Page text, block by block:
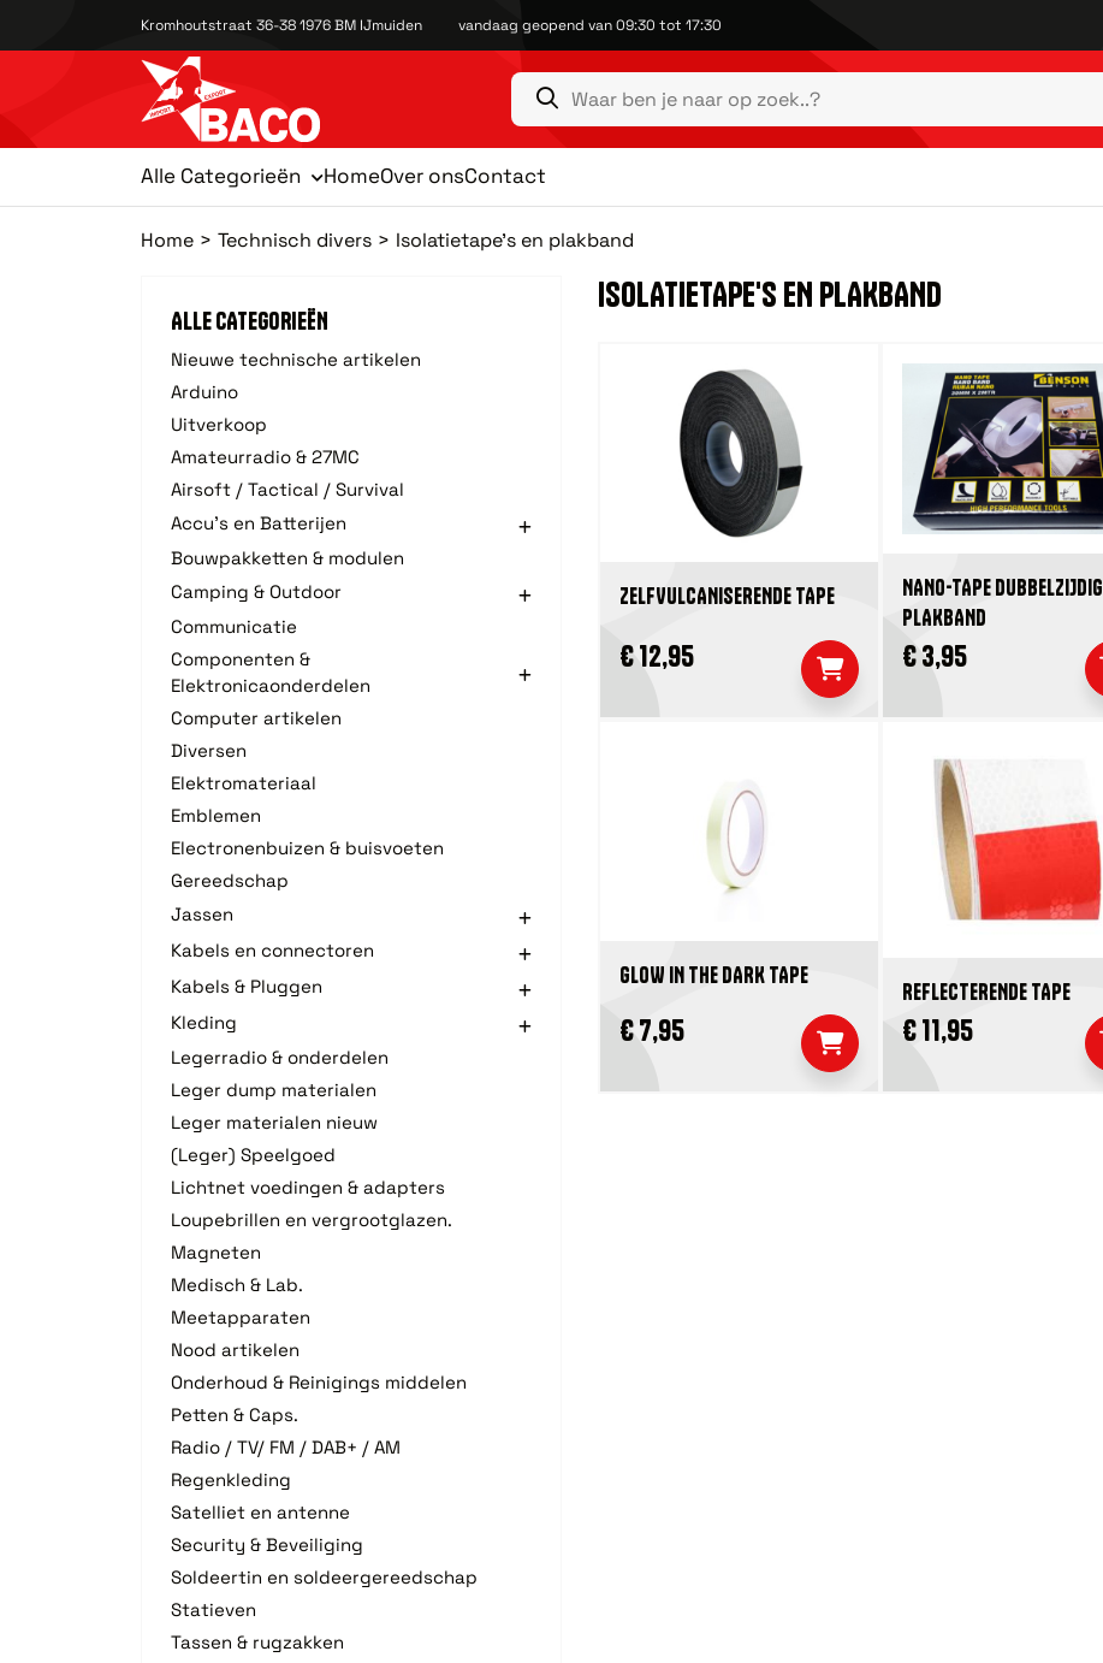
Kromhoutstraat 36-38 1976 BM IJmuiden vandaag geopend van 09:30 tot 17:30
Alle Categorieën HomeOver onsContact
Home Technisch divers Isolatietape's en plakband
ALLE CATEGORIEËN
Nieuwe technische artikelen
Arduino
Uitverkoop
Amateurradio & 27MC
Airsoft / Tactical / Survival
Accu's en Batterijen
Bouwpakketten & modulen
Camping & Outdoor
Communicatie
Componenten &
Elektronicaonderdelen
Computer artikelen
Diversen
Elektromateriaal
Emblemen
Electronenbuizen & buisvoeten
Gereedschap
Jassen
Kabels en connectoren
Kabels & Pluggen
Kleding
Legerradio & onderdelen
Leger dump materialen
Leger materialen nieuw
(Leger) Speelgoed
Lichtnet voedingen & adapters
Loupebrillen en vergrootglazen.
Magneten
Medisch & Lab.
Meetapparaten
Nood artikelen
Onderhoud & Reinigings middelen
Petten & Caps.
Radio / TV/ FM / DAB+ / AM
Regenkleding
Satelliet en antenne
Security & Beveiliging
Soldeertin en soldeergereedschap
Statieven
Tassen & rugzakken
ISOLATIETAPE'S EN PLAKBAND
ZELFVULCANISERENDE TAPE
€ 12,95
NANO-TAPE DUBBELZIJDIG
PLAKBAND
€ 3,95
GLOW IN THE DARK TAPE
€ 7,95
REFLECTERENDE TAPE
€ 11,95